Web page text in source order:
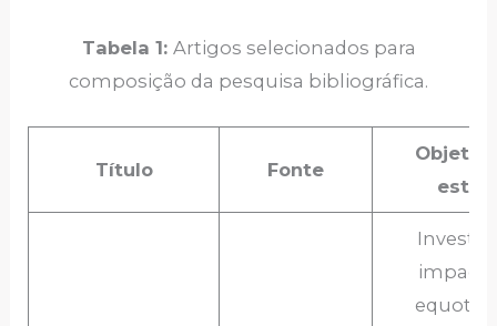
Tabela 1: Artigos selecionados para
composição da pesquisa bibliográfica.
Título Fonte